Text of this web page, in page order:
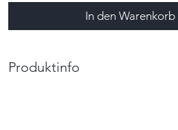
In den Warenkorb
Produktinfo